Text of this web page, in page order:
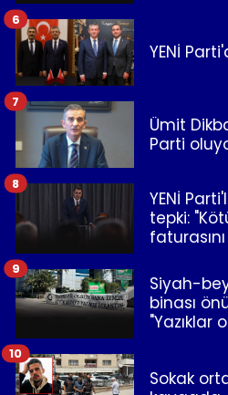
YENİ
6
Ümit
Parti
7
YENİ
tepki:
8
Siyah-
binası
"Yazıklar
9
Sokak
10